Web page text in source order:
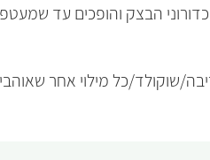
הבצק והופכים עד
שוקולד/כל מילוי אחר